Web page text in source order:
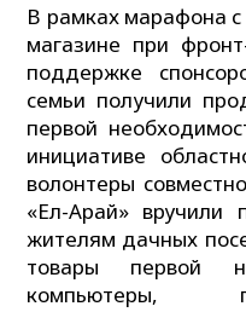
В рамках марафона
магазине при
поддержке
семьи получили
первой
инициативе
волонтеры
«Ел-Арай» вручили
жителям дачных
товары первой
компьютеры,